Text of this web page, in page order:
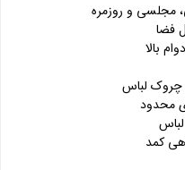
مجلسی و روزمره
فضا
چروک لباس
محدود
کمد